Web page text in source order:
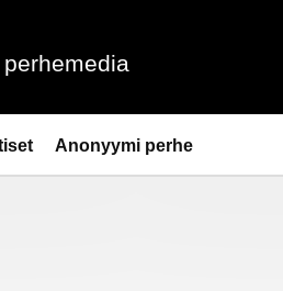
Anonyymi perhe